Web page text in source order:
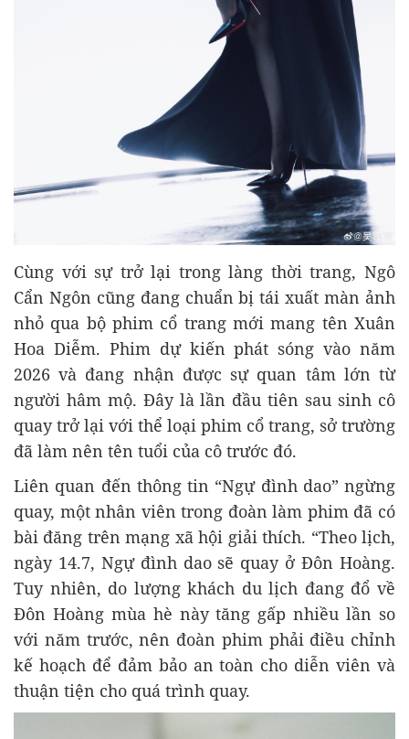
Cùng với sự trở lại trong làng thời trang, Ngô
Cẩn Ngôn cũng đang chuẩn bị tái xuất màn ảnh
nhỏ qua bộ phim cổ trang mới mang tên Xuân
Hoa Diễm. Phim dự kiến phát sóng vào năm
2026 và đang nhận được sự quan tâm lớn từ
người hâm mộ. Đây là lần đầu tiên sau sinh cô
quay trở lại với thể loại phim cổ trang, sở trường
đã làm nên tên tuổi của cô trước đó.
Liên quan đến thông tin “Ngự đình dao” ngừng
quay, một nhân viên trong đoàn làm phim đã có
bài đăng trên mạng xã hội giải thích. “Theo lịch,
ngày 14.7, Ngự đình dao sẽ quay ở Đôn Hoàng.
Tuy nhiên, do lượng khách du lịch đang đổ về
Đôn Hoàng mùa hè này tăng gấp nhiều lần so
với năm trước, nên đoàn phim phải điều chỉnh
kế hoạch để đảm bảo an toàn cho diễn viên và
thuận tiện cho quá trình quay.